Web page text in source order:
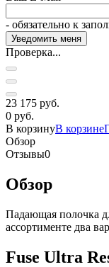
- обязательно к
Проверка...
23 175 руб.
0 руб.
В корзинуВ корзине
Обзор
Отзывы0
Обзор
Падающая полочка
ассортименте два
Fuse Ultra